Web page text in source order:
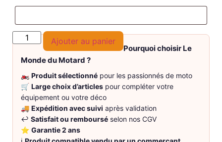
Ajouter au panier
Pourquoi choisir Le
Monde du Motard ?
🏍️ Produit sélectionné pour les passionnés de moto
🛒 Large choix d’articles pour compléter votre
équipement ou votre déco
🚚 Expédition avec suivi après validation
↩️ Satisfait ou remboursé selon nos CGV
⭐ Garantie 2 ans